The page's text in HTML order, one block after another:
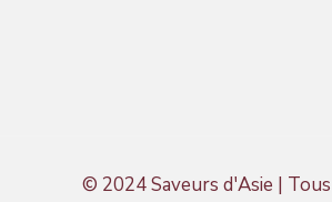
© 2024 Saveurs d'Asie |